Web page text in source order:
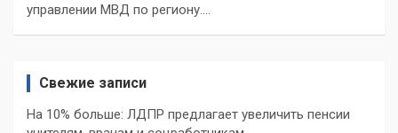
управлении МВД по региону.…
Свежие записи
На 10% больше: ЛДПР предлагает увеличить пенсии